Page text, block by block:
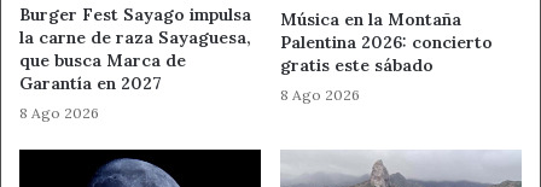
El formato físico también está
disponible
Toda la discografía de Luis Mera Lucky puede escucharse
en las principales plataformas digitales. Además, quienes
prefieran el formato físico pueden encontrar sus discos
Burger Fest Sayago impulsa
la carne de raza Sayaguesa,
que busca Marca de
Garantía en 2027
8 Ago 2026
Música en la Montaña
Palentina 2026: concierto
gratis este sábado
8 Ago 2026